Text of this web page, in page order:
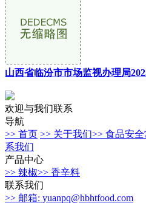
山西省临汾市市场监视办理局
欢迎与我们联系
导航
>> 首页 >> 关于我们>> 食品安全
系我们
产品中心
>> 辣椒>> 香辛料
联系我们
>> 邮箱: yuanpq@hbhtfood.com